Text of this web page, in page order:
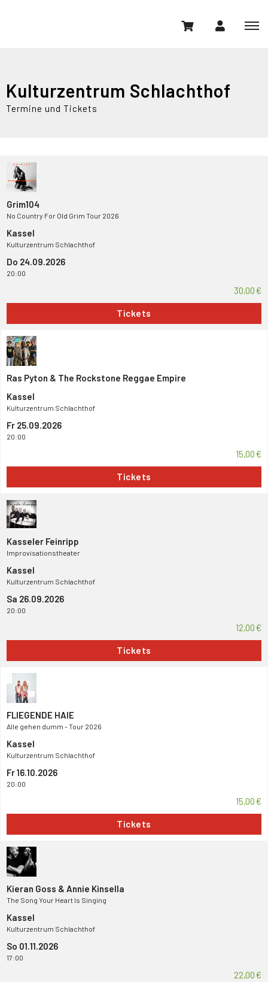
Kulturzentrum Schlachthof
Termine und Tickets
Grim104
No Country For Old Grim Tour 2026
Kassel
Kulturzentrum Schlachthof
Do 24.09.2026
20:00
30,00 €
Tickets
Ras Pyton & The Rockstone Reggae Empire
Kassel
Kulturzentrum Schlachthof
Fr 25.09.2026
20:00
15,00 €
Tickets
Kasseler Feinripp
Improvisationstheater
Kassel
Kulturzentrum Schlachthof
Sa 26.09.2026
20:00
12,00 €
Tickets
FLIEGENDE HAIE
Alle gehen dumm - Tour 2026
Kassel
Kulturzentrum Schlachthof
Fr 16.10.2026
20:00
15,00 €
Tickets
Kieran Goss & Annie Kinsella
The Song Your Heart Is Singing
Kassel
Kulturzentrum Schlachthof
So 01.11.2026
17:00
22,00 €